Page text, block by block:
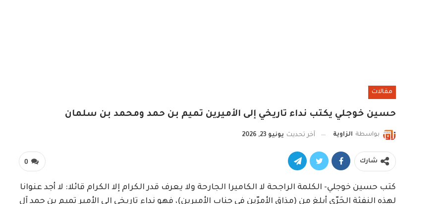
مقالات
حسين خوجلي يكتب نداء تاريخي إلى الأميرين تميم بن حمد ومحمد بن سلمان
بواسطة الزاوية آخر تحديث يونيو 23, 2026
0 شارك
كتب حسين خوجلي- الكلمة الراجحة لا الكاميرا الجارحة ولا يعرف قدر الكرام إلا الكرام قائلا: لا أجد عنوانا
لهذه النفثة الحَرّى أبلغ من (مذاق الأمرّين في جناب الأميرين)، فهو نداء تاريخي إلى الأمير تميم بن حمد آل